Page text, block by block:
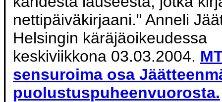
nettipäiväkirjaani." Anneli
Helsingin käräjäoikeudessa
keskiviikkona 03.03.2004.
sensuroima osa
puolustuspuheenvuorosta.